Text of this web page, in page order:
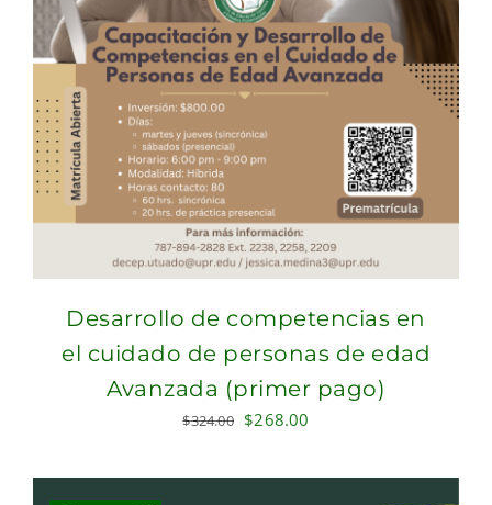
Desarrollo de competencias en
el cuidado de personas de edad
Avanzada (primer pago)
$324.00 Original
was:
$268.00
is: